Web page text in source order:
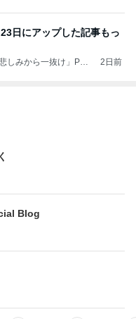
日にアップした記事もっ
しみから一抜け」Pow
2日前
Blog